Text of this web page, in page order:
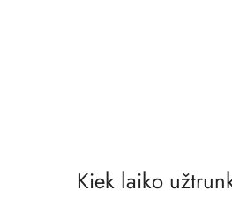
Kiek laiko